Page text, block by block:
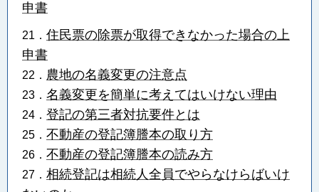
申書
21． 住民票の除票が取得できなかった場合の上
申書
22． 農地の名義変更の注意点
23． 名義変更を簡単に考えてはいけない理由
24． 登記の第三者対抗要件とは
25． 不動産の登記簿謄本の取り方
26． 不動産の登記簿謄本の読み方
27． 相続登記は相続人全員でやらなけらばいけ